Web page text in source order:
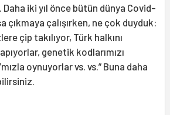
Daha iki yıl önce bütün dünya Covid-
çıkmaya çalışırken, ne çok duyduk:
çip takılıyor, Türk halkını
genetik kodlarımızı
oynuyorlar vs. vs.” Buna daha